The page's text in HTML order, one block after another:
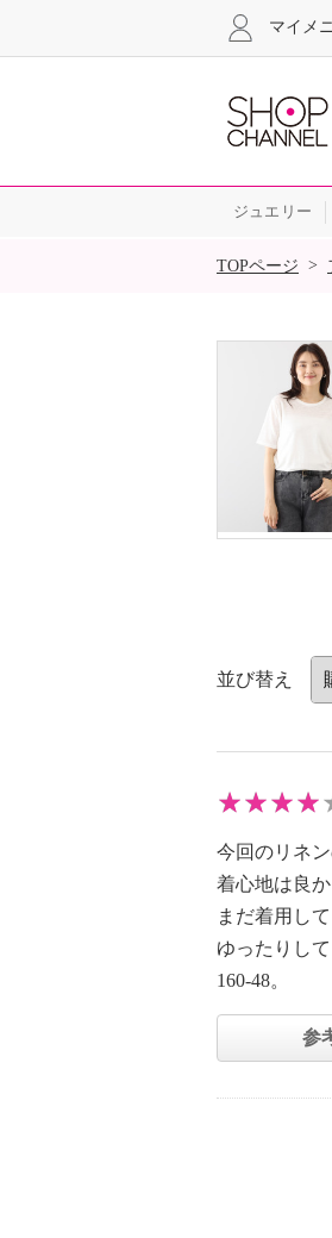
マイメ
ジュエリー
SALE
TOPページ >
並び替え
今回のリネ
着心地は良
まだ着用し
ゆったりし
160-48。
参